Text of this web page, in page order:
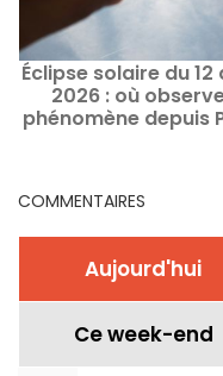
Éclipse solaire du 12
2026 : où
phénomène depuis
COMMENTAIRES
Aujourd'hui
Ce week-end